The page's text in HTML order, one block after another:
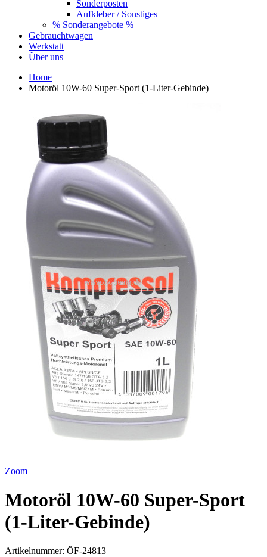
Sonderposten
Aufkleber / Sonstiges
% Sonderangebote %
Gebrauchtwagen
Werkstatt
Über uns
Home
Motoröl 10W-60 Super-Sport (1-Liter-Gebinde)
Zoom
Motoröl 10W-60 Super-Sport
(1-Liter-Gebinde)
Artikelnummer: ÖF-24813